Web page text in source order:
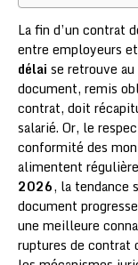
La fin d’un contrat
entre employeurs
délai se retrouve
document, remis
contrat, doit
salarié. Or, le
conformité des
alimentent
2026, la tendance
document
une meilleure
ruptures de contrat